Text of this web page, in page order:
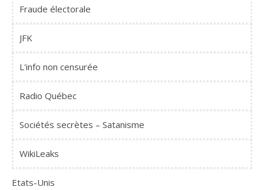
Fraude électorale
JFK
L'info non censurée
Radio Québec
Sociétés secrètes – Satanisme
WikiLeaks
Etats-Unis